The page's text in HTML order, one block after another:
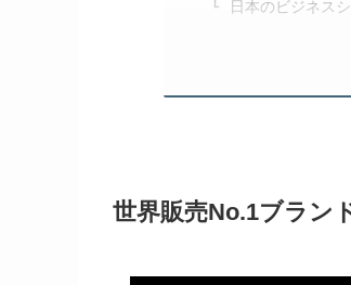
日本のビジネス
世界販売No.1ブラン